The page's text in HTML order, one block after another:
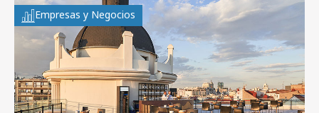
Empresas y Negocios